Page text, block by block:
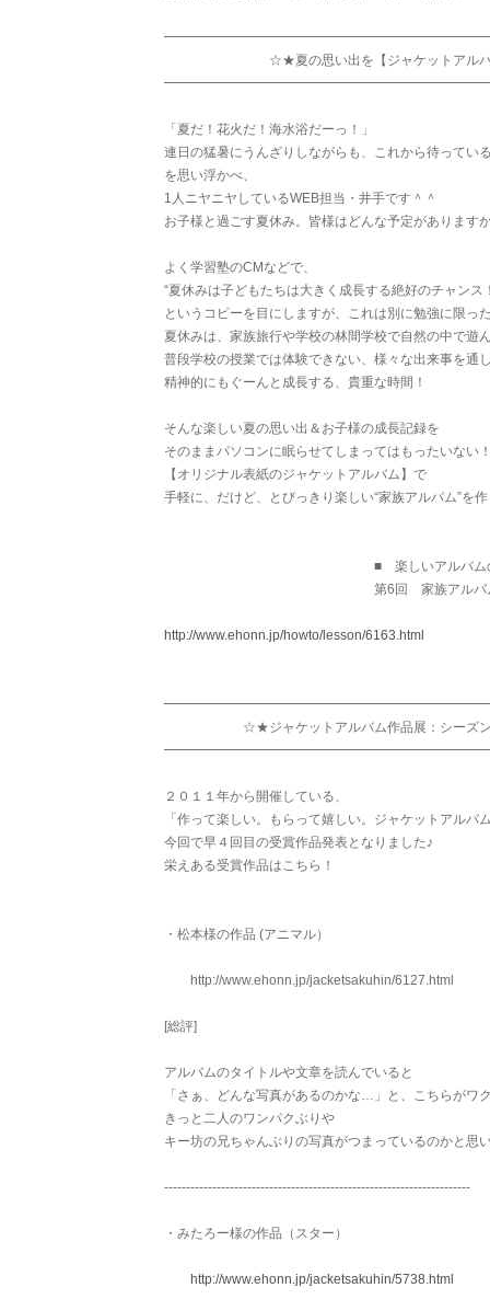
☆★夏の思い出を【ジャケットアルバム
「夏だ！花火だ！海水浴だーっ！」
連日の猛暑にうんざりしながらも、これから待ってい
を思い浮かべ、
1人ニヤニヤしているWEB担当・井手です＾＾
お子様と過ごす夏休み。皆様はどんな予定があります
よく学習塾のCMなどで、
“夏休みは子どもたちは大きく成長する絶好のチャンス
というコピーを目にしますが、これは別に勉強に限っ
夏休みは、家族旅行や学校の林間学校で自然の中で遊
普段学校の授業では体験できない、様々な出来事を通
精神的にもぐーんと成長する、貴重な時間！
そんな楽しい夏の思い出＆お子様の成長記録を
そのままパソコンに眠らせてしまってはもったいない
【オリジナル表紙のジャケットアルバム】で
手軽に、だけど、とびっきり楽しい“家族アルバム”を
■ 楽しいアルバムの作り
第6回 家族アルバム「夏の
http://www.ehonn.jp/howto/lesson/6163.html
☆★ジャケットアルバム作品展：シーズン
２０１１年から開催している、
「作って楽しい。もらって嬉しい。ジャケットアルバ
今回で早４回目の受賞作品発表となりました♪
栄えある受賞作品はこちら！
・松本様の作品 (アニマル）
http://www.ehonn.jp/jacketsakuhin/6127.html
[総評]
アルバムのタイトルや文章を読んでいると
「さぁ、どんな写真があるのかな…」と、こちらが
きっと二人のワンパクぶりや
キー坊の兄ちゃんぶりの写真がつまっているのかと思
----------------------------------------------------------------------
・みたろー様の作品（スター）
http://www.ehonn.jp/jacketsakuhin/5738.html